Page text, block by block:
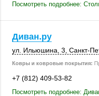
Посмотреть подробнее:
Диван.ру
ул. Ильюшина, 3 Санкт-
Ковры и ковровые покрытия:
+7 (812) 409-53-82
Посмотреть подробнее: